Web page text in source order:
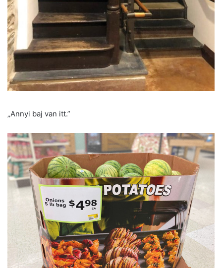
„Annyi baj van itt.”